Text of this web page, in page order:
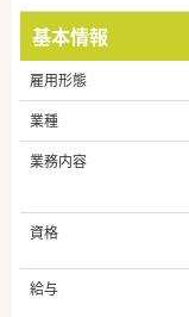
基本情報
雇用形態
業種
業務内容
資格
給与